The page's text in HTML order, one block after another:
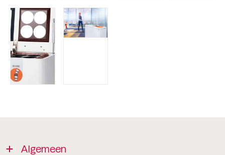
Algemeen